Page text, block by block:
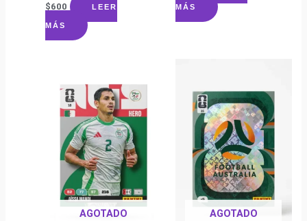
$600 LEER
MÁS
MÁS
AGOTADO AGOTADO